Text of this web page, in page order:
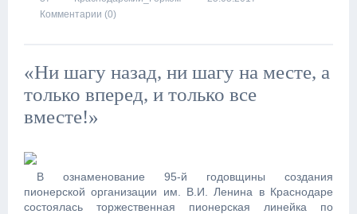
Комментарии (0)
«Ни шагу назад, ни шагу на месте, а
только вперед, и только все
вместе!»
В ознаменование 95-й годовщины создания
пионерской организации им. В.И. Ленина в Краснодаре
состоялась торжественная пионерская линейка по